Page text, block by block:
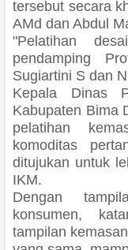
tersebut secara
AMd dan Abdul
"Pelatihan
pendamping
Sugiartini S dan
Kepala Dinas
Kabupaten Bima
pelatihan
komoditas
ditujukan untuk
IKM.
Dengan
konsumen,
tampilan